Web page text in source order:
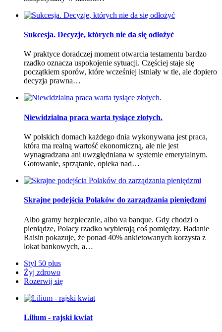
Sukcesja. Decyzje, których nie da się odłożyć
W praktyce doradczej moment otwarcia testamentu bardzo
rzadko oznacza uspokojenie sytuacji. Częściej staje się
początkiem sporów, które wcześniej istniały w tle, ale dopiero
decyzja prawna…
Niewidzialna praca warta tysiące złotych.
W polskich domach każdego dnia wykonywana jest praca,
która ma realną wartość ekonomiczną, ale nie jest
wynagradzana ani uwzględniana w systemie emerytalnym.
Gotowanie, sprzątanie, opieka nad…
Skrajne podejścia Polaków do zarządzania pieniędzmi
Albo gramy bezpiecznie, albo va banque. Gdy chodzi o
pieniądze, Polacy rzadko wybierają coś pomiędzy. Badanie
Raisin pokazuje, że ponad 40% ankietowanych korzysta z
lokat bankowych, a…
Styl 50 plus
Żyj zdrowo
Rozerwij się
Lilium - rajski kwiat